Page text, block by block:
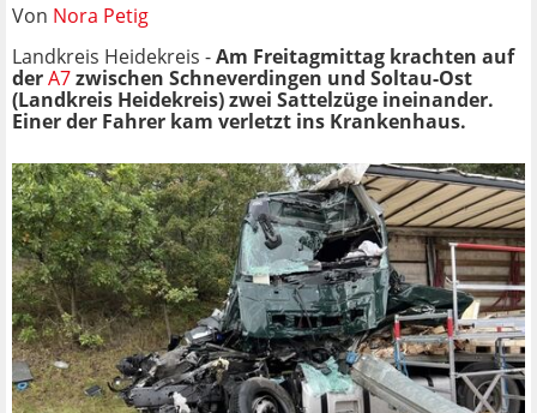
Von Nora Petig
Landkreis Heidekreis -Am Freitagmittag krachten auf
derA7zwischen Schneverdingen und Soltau-Ost
(Landkreis Heidekreis)zwei Sattelzüge ineinander.
Einer der Fahrer kam verletzt ins Krankenhaus.